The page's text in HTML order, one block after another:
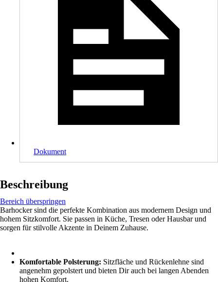
Dokument
Beschreibung
Bereich überspringen
Barhocker sind die perfekte Kombination aus modernem Design und
hohem Sitzkomfort. Sie passen in Küche, Tresen oder Hausbar und
sorgen für stilvolle Akzente in Deinem Zuhause.
Komfortable Polsterung: Sitzfläche und Rückenlehne sind
angenehm gepolstert und bieten Dir auch bei langen Abenden
hohen Komfort.